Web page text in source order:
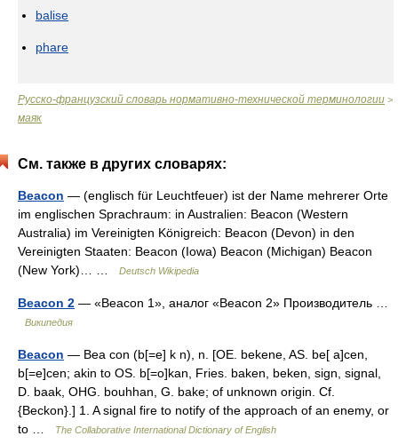
balise
phare
Русско-французский словарь нормативно-технической терминологии >
маяк
См. также в других словарях:
Beacon — (englisch für Leuchtfeuer) ist der Name mehrerer Orte
im englischen Sprachraum: in Australien: Beacon (Western
Australia) im Vereinigten Königreich: Beacon (Devon) in den
Vereinigten Staaten: Beacon (Iowa) Beacon (Michigan) Beacon
(New York)… …
Deutsch Wikipedia
Beacon 2 — «Beacon 1», аналог «Beacon 2» Производитель …
Википедия
Beacon — Bea con (b[=e] k n), n. [OE. bekene, AS. be[ a]cen,
b[=e]cen; akin to OS. b[=o]kan, Fries. baken, beken, sign, signal,
D. baak, OHG. bouhhan, G. bake; of unknown origin. Cf.
{Beckon}.] 1. A signal fire to notify of the approach of an enemy, or
to …
The Collaborative International Dictionary of English